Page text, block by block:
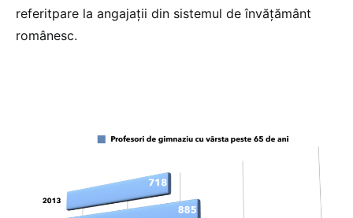
referitpare la angajaţii din sistemul de învăţământ
românesc.